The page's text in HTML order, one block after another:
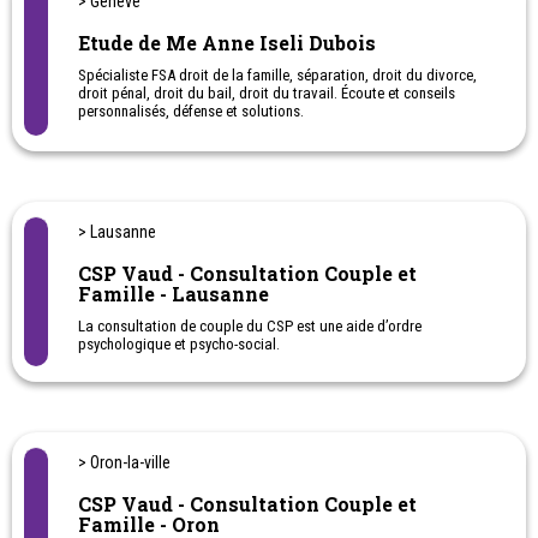
Etude de Me Anne Iseli Dubois
Spécialiste FSA droit de la famille, séparation, droit du divorce,
droit pénal, droit du bail, droit du travail. Écoute et conseils
personnalisés, défense et solutions.
> Lausanne
CSP Vaud - Consultation Couple et
Famille - Lausanne
La consultation de couple du CSP est une aide d’ordre
psychologique et psycho-social.
Elle soutient tous les couples et personnes en couple dans leur
la vie à deux.
aide à exprimer vos besoins et vos attentes concernant votre
relation de couple. Il.elle vous soutient pour développer votre
> Oron-la-ville
CSP Vaud - Consultation Couple et
Famille - Oron